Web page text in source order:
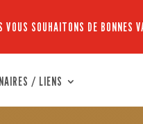
SOUHAITONS DE BONNES
/ LIENS